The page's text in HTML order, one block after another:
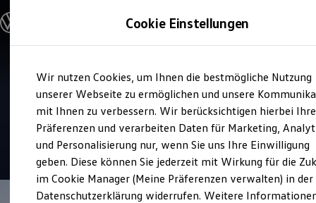
Hauptinhalt
springen
Footer
springen
Modelle und Konfigurator
Modelle vergleichen
Elektroautos
ENERGY Sondermodelle
Nutzfahrzeuge
SUV und CUV
Familienautos
Kombis
Kompaktwagen
Sportwagen
Schnell verfügbare Fahrzeuge
Angebote und Produkte
Verkauf und Service
Gottfried Schultz Vertrieb
GmbH & Co. KG
4.5|409 Bewertungen
Cookie Einstellungen
Wir nutzen Cookies, um Ihnen die bestmögliche Nutzung
unserer Webseite zu ermöglichen und unsere
mit Ihnen zu verbessern. Wir berücksichtigen hierbei Ihre
Präferenzen und verarbeiten Daten für Marketing,
und Personalisierung nur, wenn Sie uns Ihre Einwilligung
geben. Diese können Sie jederzeit mit Wirkung für die
im Cookie Manager (Meine Präferenzen verwalten) in der
Datenschutzerklärung widerrufen. Weitere